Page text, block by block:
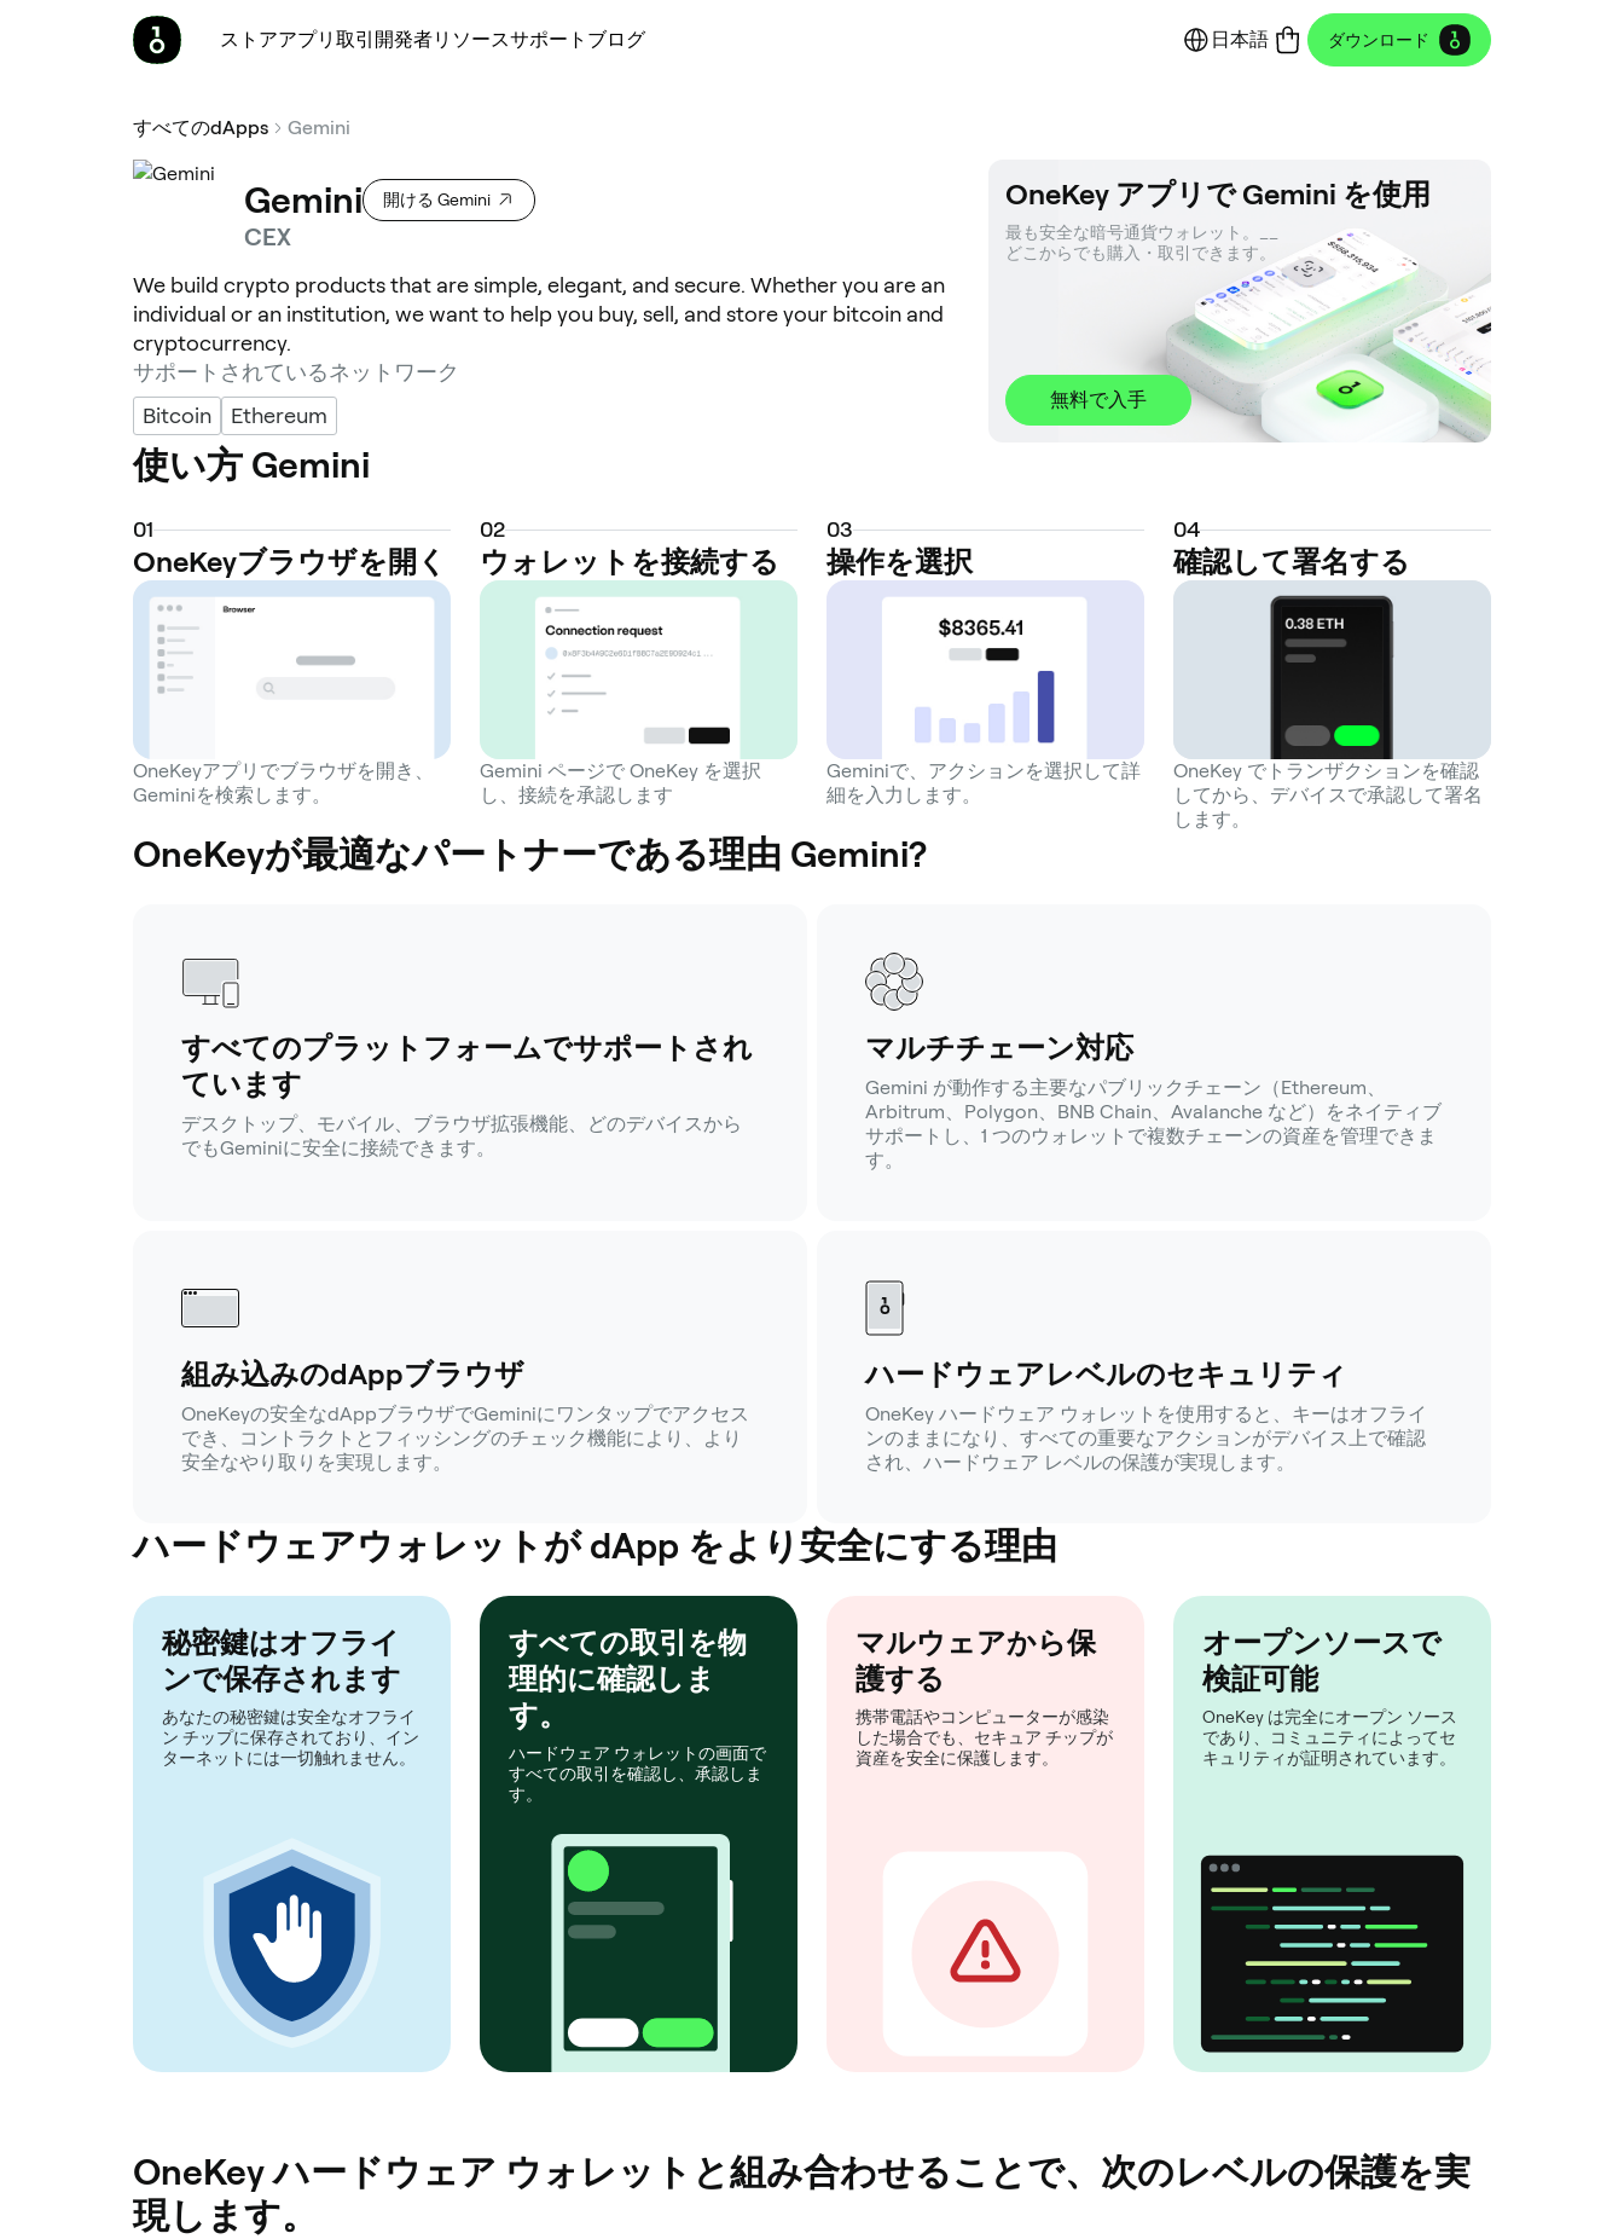
ストアアプリ 取引 開発者リソースサポート ブログ 日本語 ダウンロード
すべてのdApps Gemini
Gemini 開ける Gemini
CEX
We build crypto products that are simple, elegant, and secure. Whether you are an
individual or an institution, we want to help you buy, sell, and store your bitcoin and
cryptocurrency.
サポートされているネットワーク
Bitcoin
Ethereum
OneKey アプリで Gemini を使用
最も安全な暗号通貨ウォレット。__
どこからでも購入・取引できます。
無料で入手
使い方 Gemini
01
OneKeyブラウザを開く
OneKeyアプリでブラウザを開き、
Geminiを検索します。
02
ウォレットを接続する
Gemini ページで OneKey を選択
し、接続を承認します
03
操作を選択
Geminiで、アクションを選択して詳
細を入力します。
04
確認して署名する
OneKey でトランザクションを確認
してから、デバイスで承認して署名
します。
OneKeyが最適なパートナーである理由 Gemini?
すべてのプラットフォームでサポートされ
ています
デスクトップ、モバイル、ブラウザ拡張機能、どのデバイスから
でもGeminiに安全に接続できます。
マルチチェーン対応
Gemini が動作する主要なパブリックチェーン（Ethereum、
Arbitrum、Polygon、BNB Chain、Avalanche など）をネイティブ
サポートし、1 つのウォレットで複数チェーンの資産を管理できま
す。
組み込みのdAppブラウザ
OneKeyの安全なdAppブラウザでGeminiにワンタップでアクセス
でき、コントラクトとフィッシングのチェック機能により、より
安全なやり取りを実現します。
ハードウェアレベルのセキュリティ
OneKey ハードウェア ウォレットを使用すると、キーはオフライ
ンのままになり、すべての重要なアクションがデバイス上で確認
され、ハードウェア レベルの保護が実現します。
ハードウェアウォレットが dApp をより安全にする理由
秘密鍵はオフライ
ンで保存されます
あなたの秘密鍵は安全なオフライ
ン チップに保存されており、イン
ターネットには一切触れません。
すべての取引を物
理的に確認しま
す。
ハードウェア ウォレットの画面で
すべての取引を確認し、承認しま
す。
マルウェアから保
護する
携帯電話やコンピューターが感染
した場合でも、セキュア チップが
資産を安全に保護します。
オープンソースで
検証可能
OneKey は完全にオープン ソース
であり、コミュニティによってセ
キュリティが証明されています。
OneKey ハードウェア ウォレットと組み合わせることで、次のレベルの保護を実
現します。